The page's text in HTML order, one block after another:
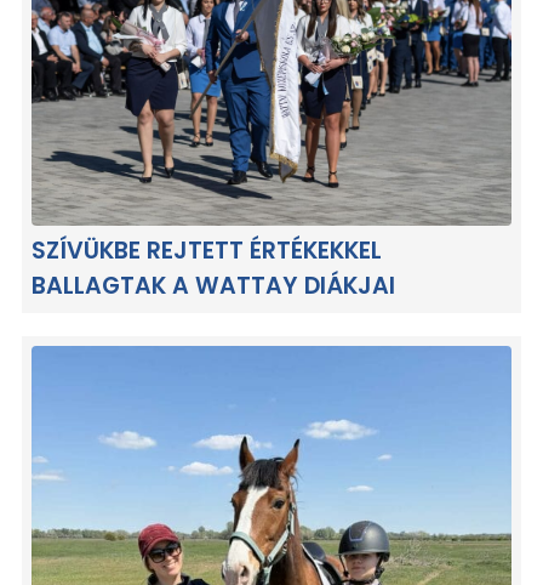
SZÍVÜKBE REJTETT ÉRTÉKEKKEL
BALLAGTAK A WATTAY DIÁKJAI